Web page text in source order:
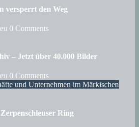
versperrt den Weg
0 Comments
– Jetzt über 40.000 Bilder
0 Comments
und Unternehmen im Märkischen
Ring